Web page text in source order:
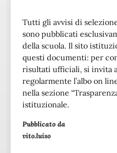
Tutti gli avvisi di
sono pubblicati
della scuola. Il sito
questi documenti: per
risultati ufficiali, si invita
regolarmente l’albo on
nella sezione
istituzionale.
Pubblicato da
vito.luiso